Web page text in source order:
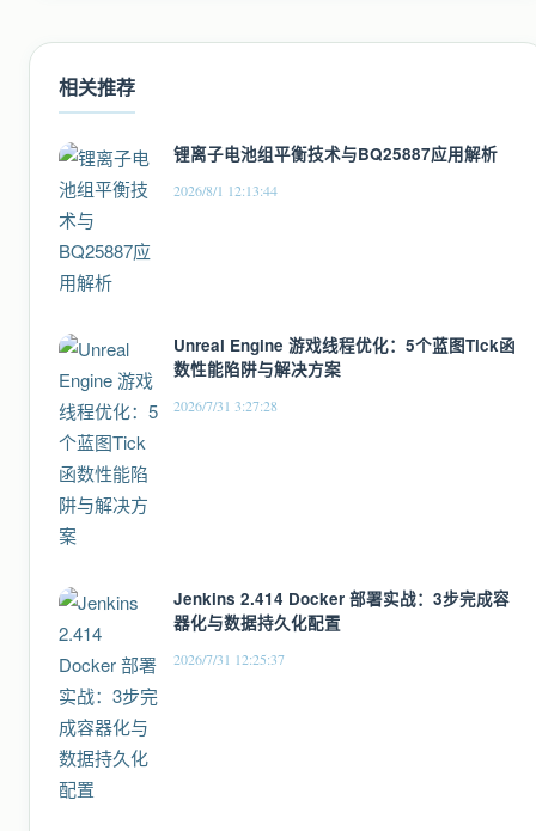
相关推荐
锂离子电池组平衡技术与BQ25887应用解析
2026/8/1 12:13:44
Unreal Engine 游戏线程优化：5个蓝图Tick函
数性能陷阱与解决方案
2026/7/31 3:27:28
Jenkins 2.414 Docker 部署实战：3步完成容
器化与数据持久化配置
2026/7/31 12:25:37